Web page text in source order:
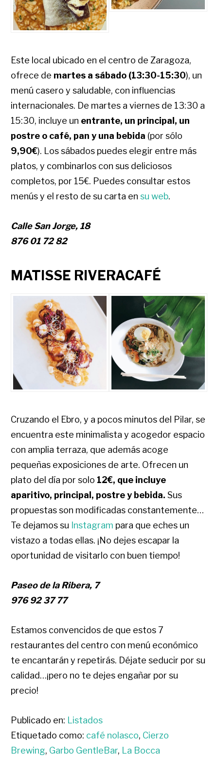
Este local ubicado en el centro de Zaragoza,
ofrece de martes a sábado (13:30-15:30), un
menú casero y saludable, con influencias
internacionales. De martes a viernes de 13:30 a
15:30, incluye un entrante, un principal, un
postre o café, pan y una bebida (por sólo
9,90€). Los sábados puedes elegir entre más
platos, y combinarlos con sus deliciosos
completos, por 15€. Puedes consultar estos
menús y el resto de su carta ensu web.
Calle San Jorge, 18
876 01 72 82
MATISSE RIVERACAFÉ
Cruzando el Ebro, y a pocos minutos del Pilar, se
encuentra este minimalista y acogedor espacio
con amplia terraza, que además acoge
pequeñas exposiciones de arte. Ofrecen un
plato del día por solo 12€, que incluye
aparitivo, principal, postre y bebida. Sus
propuestas son modificadas constantemente…
Te dejamos su Instagram para que eches un
vistazo a todas ellas. ¡No dejes escapar la
oportunidad de visitarlo con buen tiempo!
Paseo de la Ribera, 7
976 92 37 77
Estamos convencidos de que estos 7
restaurantes del centro con menú económico
te encantarán y repetirás. Déjate seducir por su
calidad…¡pero no te dejes engañar por su
precio!
Publicado en: Listados
Etiquetado como: café nolasco, Cierzo
Brewing, Garbo GentleBar, La Bocca